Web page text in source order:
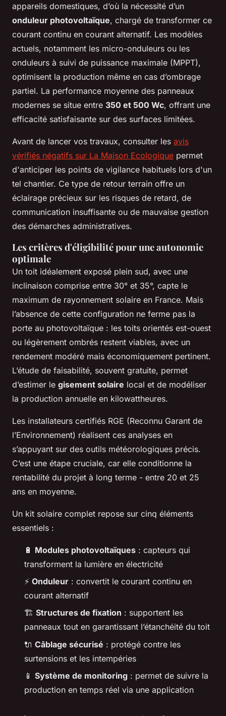
appareils domestiques, d’où la nécessité d’un
onduleur photovoltaïque, chargé de transformer ce
courant continu en courant alternatif. Les modèles
actuels, notamment les micro-onduleurs ou les
onduleurs à suivi de puissance maximale (MPPT),
optimisent la production même en cas d’ombrage
partiel. La performance moyenne des panneaux
modernes se situe entre 350 et 500 Wc, offrant une
efficacité satisfaisante sur des surfaces limitées.
Avant de lancer vos travaux, consulter les avis
vérifiés négatifs sur La Maison Ecologique permet
d'anticiper les points de vigilance habituels lors d'un
tel chantier. Ce type de retour terrain offre un
éclairage précieux sur les risques de retard, de
communication insuffisante ou de mauvaise gestion
des démarches administratives.
Les critères d'éligibilité pour une autonomie
optimale
Un toit idéalement exposé plein sud, avec une
inclinaison comprise entre 30° et 35°, capte le
maximum de rayonnement solaire en France. Mais
l’absence de cette configuration ne ferme pas la
porte au photovoltaïque : les toits orientés est-ouest
ou légèrement ombrés restent viables, avec un
rendement modéré mais économiquement pertinent.
L’étude de faisabilité, souvent gratuite, permet
d’estimer le gisement solaire local et de modéliser
la production annuelle en kilowattheures.
Les installateurs certifiés RGE (Reconnu Garant de
l’Environnement) réalisent ces analyses en
s’appuyant sur des outils météorologiques précis.
C’est une étape cruciale, car elle conditionne la
rentabilité du projet à long terme - entre 20 et 25
ans en moyenne.
Un kit solaire complet repose sur cinq éléments
essentiels :
🔋 Modules photovoltaïques : capteurs qui
transforment la lumière en électricité
⚡ Onduleur : convertit le courant continu en
courant alternatif
🏗️ Structures de fixation : supportent les
panneaux tout en garantissant l’étanchéité du toit
🔌 Câblage sécurisé : protégé contre les
surtensions et les intempéries
📱 Système de monitoring : permet de suivre la
production en temps réel via une application